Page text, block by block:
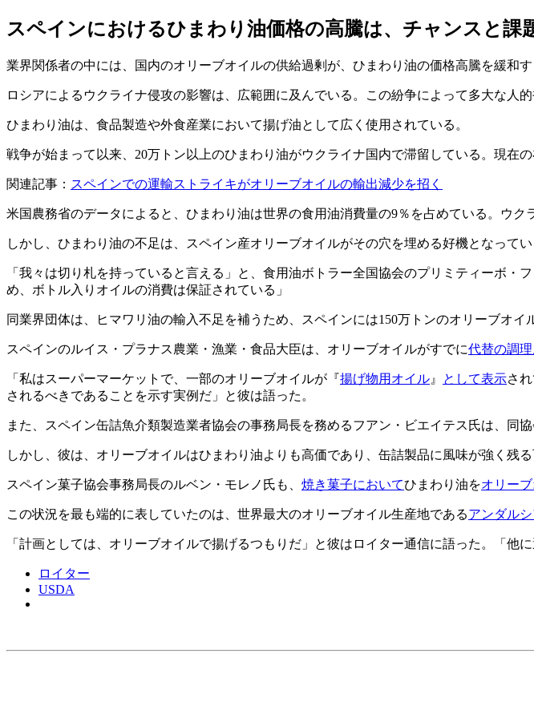
スペインにおけるひまわり油価格の高騰は、チャンスと課
業界関係者の中には、国内のオリーブオイルの供給過剰が、ひまわり油の価格高騰を緩和す
ロシアによるウクライナ侵攻の影響は、広範囲に及んでいる。この紛争によって多大な人
ひまわり油は、食品製造や外食産業において揚げ油として広く使用されている。
戦争が始まって以来、20万トン以上のひまわり油がウクライナ国内で滞留している。現在
関連記事： スペインでの運輸ストライキがオリーブオイルの輸出減少を招く
米国農務省のデータによると、ひまわり油は世界の食用油消費量の9％を占めている。ウク
しかし、ひまわり油の不足は、スペイン産オリーブオイルがその穴を埋める好機となってい
「我々は切り札を持っていると言える」と、食用油ボトラー全国協会のプリミティーボ
め、ボトル入りオイルの消費は保証されている」
同業界団体は、ヒマワリ油の輸入不足を補うため、スペインには150万トンのオリーブオイ
スペインのルイス・プラナス農業・漁業・食品大臣は、オリーブオイルがすでに代替の調
「私はスーパーマーケットで、一部のオリーブオイルが『揚げ物用オイル 』 として表示さ
されるべきであることを示す実例だ」と彼は語った。
また、スペイン缶詰魚介類製造業者協会の事務局長を務めるフアン・ビエイテス氏は、同
しかし、彼は、オリーブオイルはひまわり油よりも高価であり、缶詰製品に風味が強く残
スペイン菓子協会事務局長のルベン・モレノ氏も、 焼き菓子においてひまわり油をオリー
この状況を最も端的に表していたのは、世界最大のオリーブオイル生産地であるアンダル
「計画としては、オリーブオイルで揚げるつもりだ」と彼はロイター通信に語った。「他
ロイター
USDA